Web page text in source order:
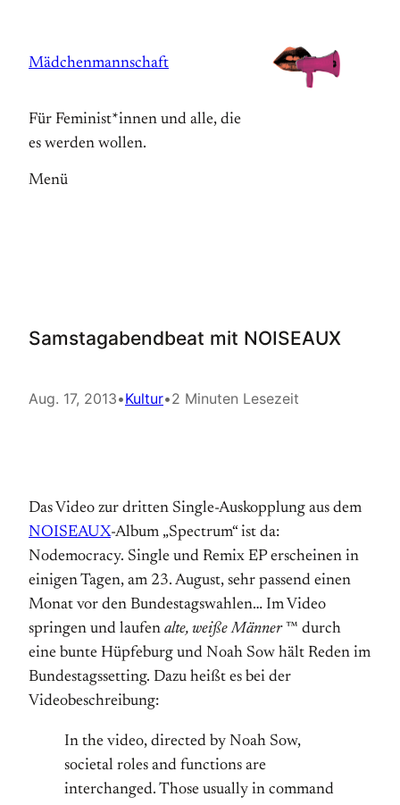
springen
Mädchenmannschaft
Für Feminist*innen und alle, die
es werden wollen.
Menü
Samstagabendbeat mit NOISEAUX
Aug. 17, 2013•Kultur•2 Minuten Lesezeit
Das Video zur dritten Single-Auskopplung aus dem
NOISEAUX-Album „Spectrum“ ist da:
Nodemocracy. Single und Remix EP erscheinen in
einigen Tagen, am 23. August, sehr passend einen
Monat vor den Bundestagswahlen… Im Video
springen und laufen alte, weiße Männer™ durch
eine bunte Hüpfeburg und Noah Sow hält Reden im
Bundestagssetting. Dazu heißt es bei der
Videobeschreibung:
In the video, directed by Noah Sow,
societal roles and functions are
interchanged. Those usually in command